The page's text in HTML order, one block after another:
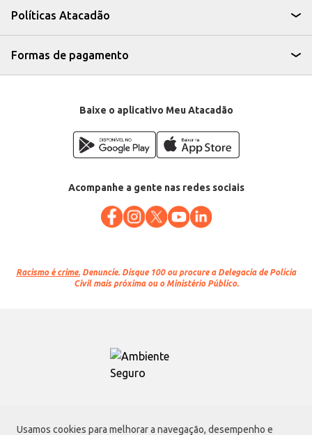
Usamos cookies para melhorar a navegação, desempenho e
Políticas Atacadão
Formas de pagamento
Baixe o aplicativo Meu Atacadão
Acompanhe a gente nas redes sociais
Racismo é crime. Denuncie. Disque 100 ou procure a Delegacia de Polícia
Civil mais próxima ou o Ministério Público.
Atacadão S.A.